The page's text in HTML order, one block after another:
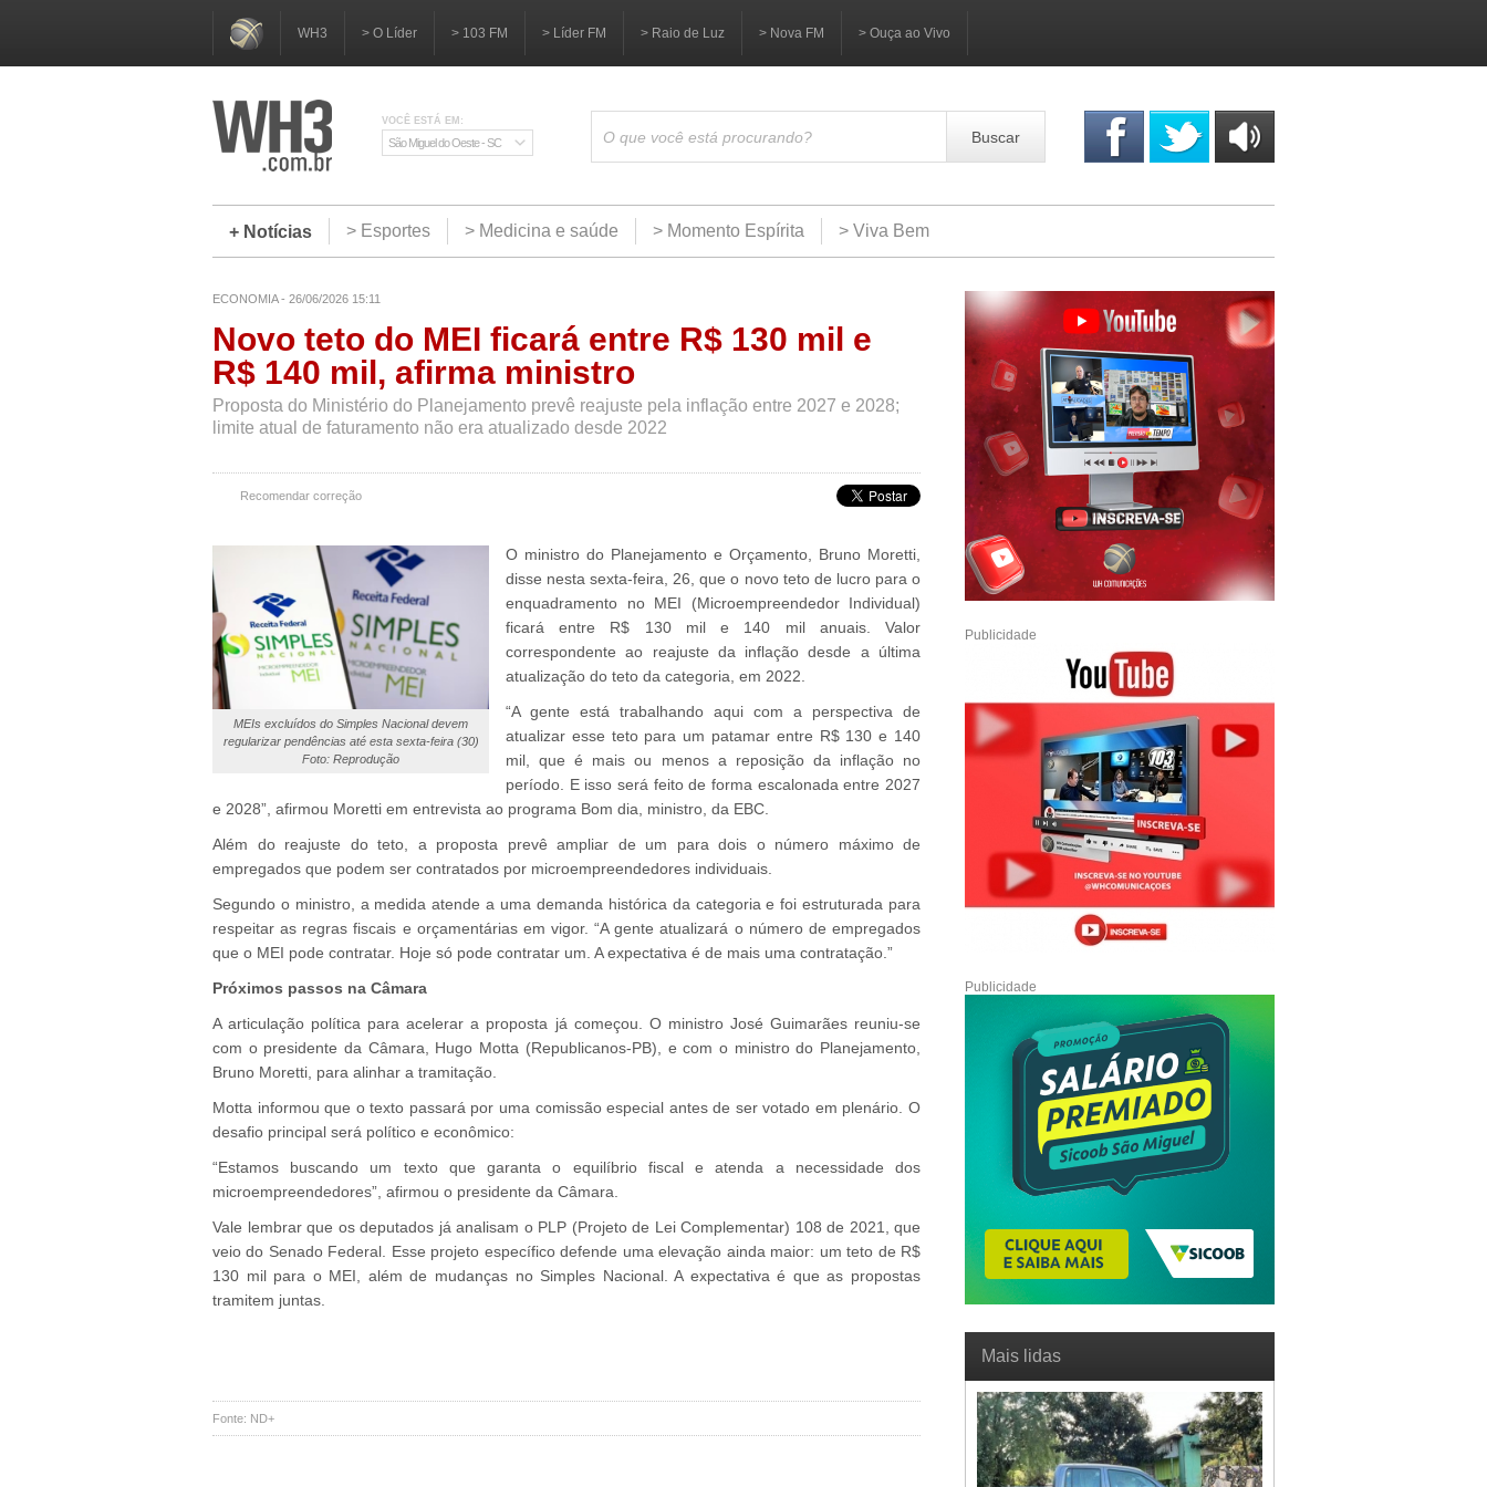
WH3 > O Líder > 103 FM > Líder FM > Raio de Luz > Nova FM > Ouça ao Vivo
VOCÊ ESTÁ EM:
São Miguel do Oeste - SC Buscar
+ Notícias
> Esportes > Medicina e saúde > Momento Espírita > Viva Bem
ECONOMIA - 26/06/2026 15:11
Novo teto do MEI ficará entre R$ 130 mil e
R$ 140 mil, afirma ministro
Proposta do Ministério do Planejamento prevê reajuste pela inflação entre 2027 e 2028;
limite atual de faturamento não era atualizado desde 2022
Recomendar correção
MEIs excluídos do Simples Nacional devem
regularizar pendências até esta sexta-feira (30)
Foto: Reprodução
O ministro do Planejamento e Orçamento, Bruno Moretti,
disse nesta sexta-feira, 26, que o novo teto de lucro para o
enquadramento no MEI (Microempreendedor Individual)
ficará entre R$ 130 mil e 140 mil anuais. Valor
correspondente ao reajuste da inflação desde a última
atualização do teto da categoria, em 2022.
“A gente está trabalhando aqui com a perspectiva de
atualizar esse teto para um patamar entre R$ 130 e 140
mil, que é mais ou menos a reposição da inflação no
período. E isso será feito de forma escalonada entre 2027
e 2028”, afirmou Moretti em entrevista ao programa Bom dia, ministro, da EBC.
Além do reajuste do teto, a proposta prevê ampliar de um para dois o número máximo de
empregados que podem ser contratados por microempreendedores individuais.
Segundo o ministro, a medida atende a uma demanda histórica da categoria e foi estruturada para
respeitar as regras fiscais e orçamentárias em vigor. “A gente atualizará o número de empregados
que o MEI pode contratar. Hoje só pode contratar um. A expectativa é de mais uma contratação.”
Próximos passos na Câmara
A articulação política para acelerar a proposta já começou. O ministro José Guimarães reuniu-se
com o presidente da Câmara, Hugo Motta (Republicanos-PB), e com o ministro do Planejamento,
Bruno Moretti, para alinhar a tramitação.
Motta informou que o texto passará por uma comissão especial antes de ser votado em plenário. O
desafio principal será político e econômico:
“Estamos buscando um texto que garanta o equilíbrio fiscal e atenda a necessidade dos
microempreendedores”, afirmou o presidente da Câmara.
Vale lembrar que os deputados já analisam o PLP (Projeto de Lei Complementar) 108 de 2021, que
veio do Senado Federal. Esse projeto específico defende uma elevação ainda maior: um teto de R$
130 mil para o MEI, além de mudanças no Simples Nacional. A expectativa é que as propostas
tramitem juntas.
Fonte: ND+
Publicidade
Publicidade
Mais lidas